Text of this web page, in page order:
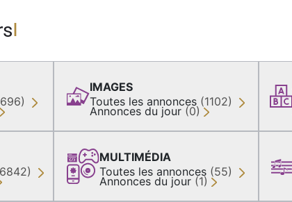
IMAGES
Toutes les annonces (1102)
Annonces du jour (0)
MULTIMÉDIA
Toutes les annonces (55)
Annonces du jour (1)